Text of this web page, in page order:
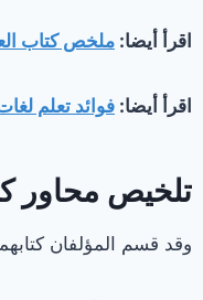
اقرأ أيضا: ملخص كتاب
اقرأ أيضا: فوائد تعلم
تلخيص محاور
وقد قسم المؤلفان